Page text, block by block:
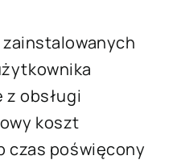
obsługi
koszt
czas poświęcony